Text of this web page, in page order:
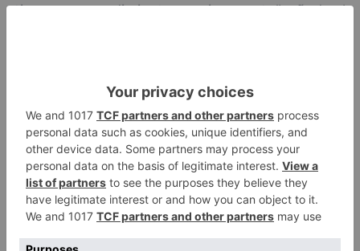
tiene un procedimiento propio secreto", añade el
podemos tomarla como fiable porque su
mecanismo de proyección está bien ajustado a
la realidad. Pero puede haber tenido éxito en ese
momento determinado y no volver a acertar en
las próximas ocasiones. No debemos olvidar que
el voto indeciso y el voto oculto juegan un papel
decisivo y un caso reciente fueron las elecciones